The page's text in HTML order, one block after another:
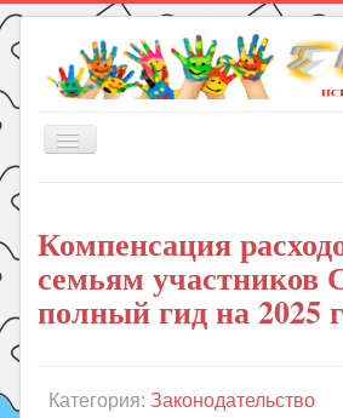
Включить/
Книги
Рукоделие
Подготовка к школе
ГДЗ
Компенсация
семьям участников
полный гид на 2025
Категория:Законодательство